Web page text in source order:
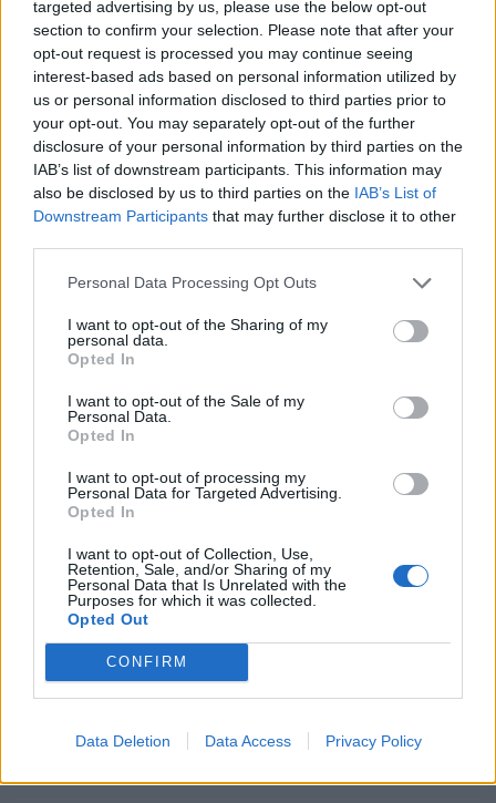
targeted advertising by us, please use the below opt-out
section to confirm your selection. Please note that after your
opt-out request is processed you may continue seeing
interest-based ads based on personal information utilized by
us or personal information disclosed to third parties prior to
your opt-out. You may separately opt-out of the further
disclosure of your personal information by third parties on the
IAB’s list of downstream participants. This information may
also be disclosed by us to third parties on the IAB’s List of
Downstream Participants that may further disclose it to other
Personal Data Processing Opt Outs
I want to opt-out of the Sharing of my
personal data.
Opted In
I want to opt-out of the Sale of my
Personal Data.
Opted In
I want to opt-out of processing my
Personal Data for Targeted Advertising.
Opted In
I want to opt-out of Collection, Use,
Retention, Sale, and/or Sharing of my
Personal Data that Is Unrelated with the
Purposes for which it was collected.
Opted Out
CONFIRM
Data Deletion Data Access Privacy Policy
Αναρτήθηκε στις:
11Η/2026 ΕΚΤΑΚΤΗ ΣΥΝΕΔΡΙΑΣΗ ΤΗΣ
ΔΗΜΟΤΙΚΗΣ ΕΠΙΤΡΟΠΗΣ
Διαδραστική Ξενάγηση στα Μνημεία της
Κομοτηνής
Αναρτήθηκε στις: 05/05/26
Κλείνει στις 5 Μαΐου τμήμα της οδού Θάσου
Αναρτήθηκε στις:04/05/26
Ολοκληρώθηκε το έργο «Αντιπλημμυρική